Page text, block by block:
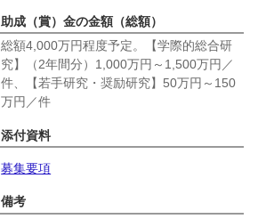
助成（賞）金の金額（総額）
総額4,000万円程度予定。【学際的総合研
究】（2年間分）1,000万円～1,500万円／
件、【若手研究・奨励研究】50万円～150
万円／件
添付資料
募集要項
備考